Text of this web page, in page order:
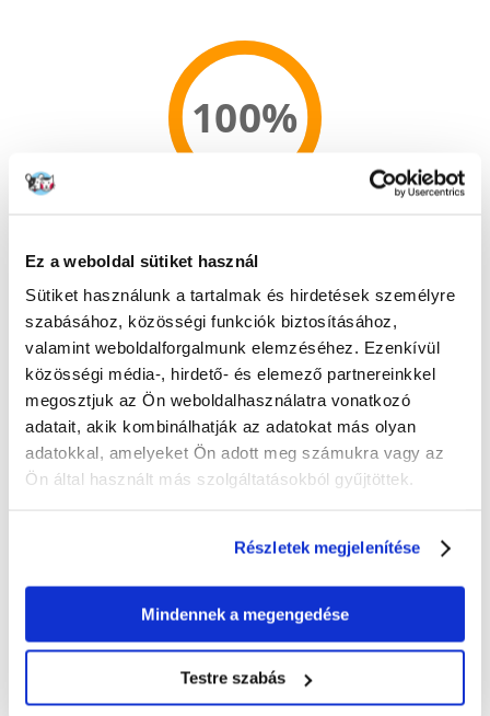
Ez a weboldal sütiket használ
Sütiket használunk a tartalmak és hirdetések személyre
szabásához, közösségi funkciók biztosításához,
valamint weboldalforgalmunk elemzéséhez. Ezenkívül
közösségi média-, hirdető- és elemező partnereinkkel
megosztjuk az Ön weboldalhasználatra vonatkozó
adatait, akik kombinálhatják az adatokat más olyan
adatokkal, amelyeket Ön adott meg számukra vagy az
Ön által használt más szolgáltatásokból gyűjtöttek.
Részletek megjelenítése
Mindennek a megengedése
Testre szabás
100%
Recommend
ÉRTÉKELJE ÖN IS
Leírás
Eldobható pelenkák kan kutyák számára.
Olyan kutyáknak szánták, amelyek nem tartják a vizeletüket, vagy
műtétek után.
A kan kutyák anatómiai felépítéséhez igazított bugyik. Szuka kutyák
számára nem alkalmas.
Jól illeszkedik, köszönhetően a kétoldali húzózsinóroknak és tépőzáras
A csomag 12 darabot tartalmaz.
Derékkörfogat:30 - 46 cm